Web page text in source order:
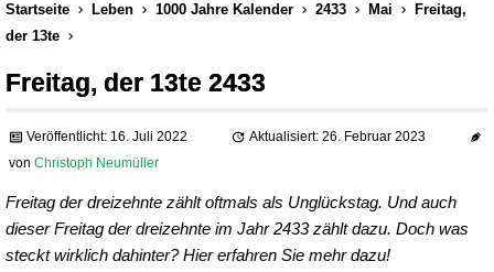
Startseite Leben 1000 Jahre Kalender 2433 Mai
Freitag,
der 13te
Freitag, der 13te 2433
Veröffentlicht: 16. Juli 2022
Aktualisiert: 26. Februar 2023
von Christoph Neumüller
Freitag der dreizehnte zählt oftmals als Unglückstag. Und auch
dieser Freitag der dreizehnte im Jahr 2433 zählt dazu. Doch was
steckt wirklich dahinter? Hier erfahren Sie mehr dazu!